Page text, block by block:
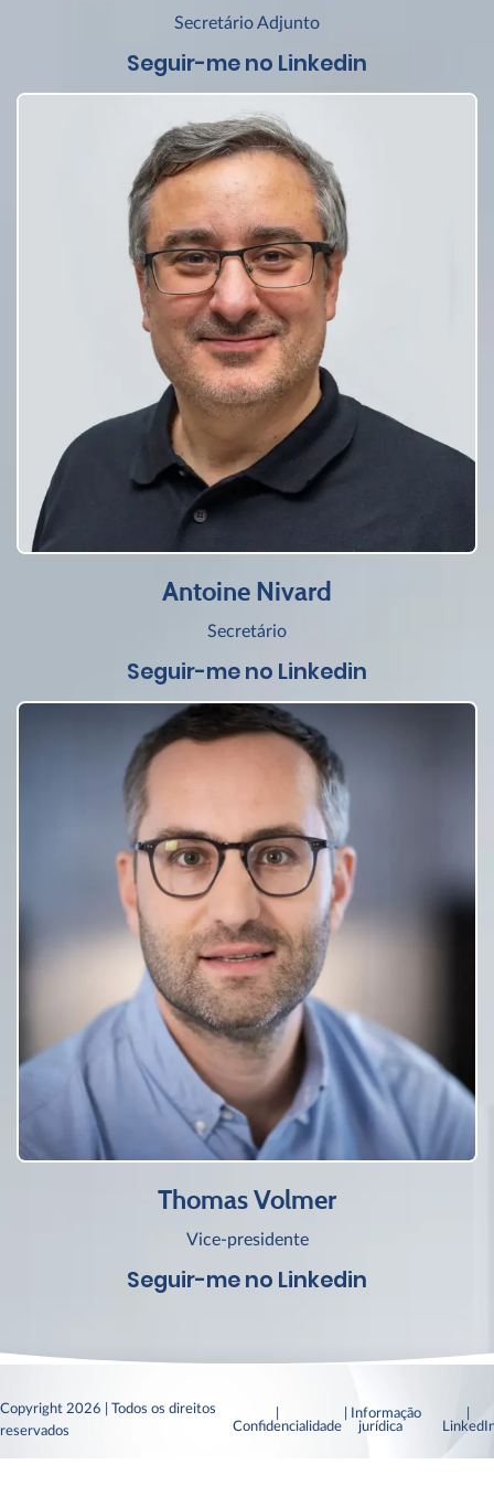
Secretário Adjunto
Seguir-me no Linkedin
Antoine Nivard
Secretário
Seguir-me no Linkedin
Thomas Volmer
Vice-presidente
Seguir-me no Linkedin
Copyright 2026 | Todos os direitos
reservados
Confidencialidade
| Informação
jurídica